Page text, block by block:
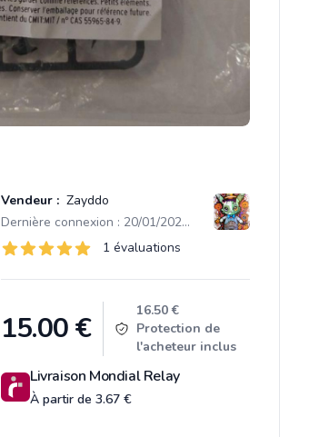
Vendeur : Zayddo
Dernière connexion : 20/01/2025 17:50
Évaluations
1 sur 5 étoiles 1 évaluations
15.00€
16.50 €
Protection de
l'acheteur inclus
Livraison Mondial Relay
À partir de 3.67 €